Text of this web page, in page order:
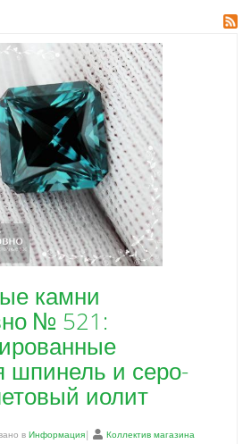
камни
№ 521:
шпинель и серо-
иолит
в Информация|
Коллектив магазина